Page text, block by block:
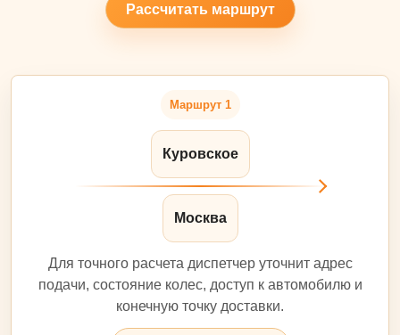
Рассчитать маршрут
Маршрут 1
Куровское
Москва
Для точного расчета диспетчер уточнит адрес
подачи, состояние колес, доступ к автомобилю и
конечную точку доставки.